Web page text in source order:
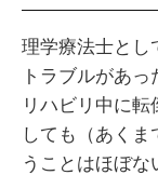
理学療法士とし
トラブルがあ
リハビリ中に
しても（あく
うことはほぼな